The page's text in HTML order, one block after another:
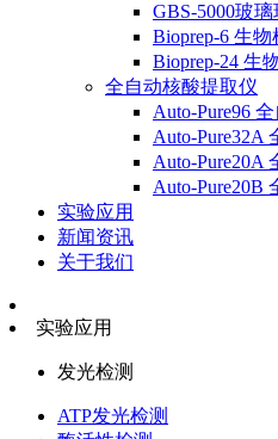
GBS-5000玻
Bioprep-6 生
Bioprep-24 生
全自动核酸提取仪
Auto-Pure96
Auto-Pure32A
Auto-Pure20A
Auto-Pure20B
实验应用
新闻资讯
关于我们
实验应用
发光检测
ATP发光检测